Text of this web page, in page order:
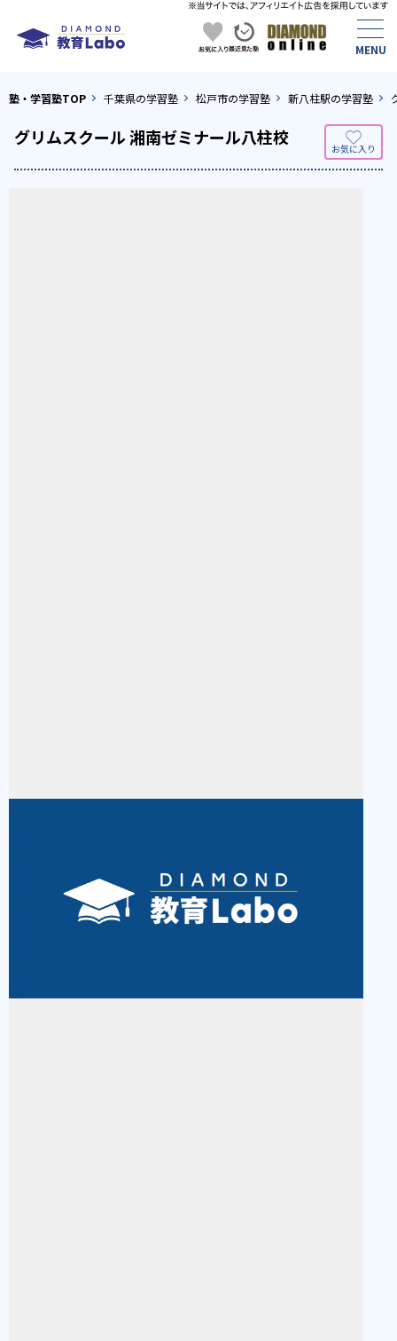
塾・学習塾TOP 千葉県の学習塾 松戸市の学習塾 新八柱駅の学習塾
グリムスクール 湘南ゼミナール八柱校